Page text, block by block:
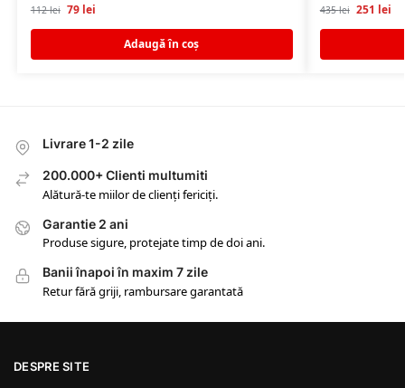
112lei 79 lei
Adaugă în coș
435lei 251 lei
Livrare 1-2 zile
200.000+ Clienti multumiti
Alătură-te miilor de clienți fericiți.
Garantie 2 ani
Produse sigure, protejate timp de doi ani.
Banii înapoi în maxim 7 zile
Retur fără griji, rambursare garantată
DESPRE SITE